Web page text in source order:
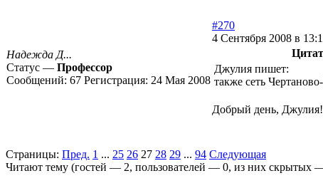
Надежда Д...
Статус — Профессор
Сообщений: 67 Регистрация: 24 Мая 2008
#270
4 Сентября 2008 в
Джулия пишет:
также сеть
Добрый день, Джулия!
Страницы: Пред. 1 ... 25 26 27 28 29 ... 94 Следующая
Читают тему (гостей — 2, пользователей — 0, из них скрытых